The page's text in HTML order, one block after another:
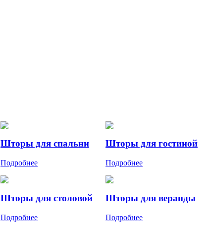
Шторы для спальни
Подробнее
Шторы для гостиной
Подробнее
Шторы для столовой
Подробнее
Шторы для веранды
Подробнее